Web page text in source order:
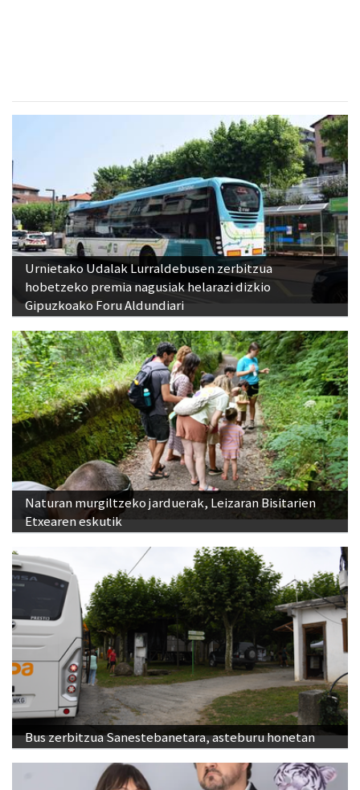
Urnietako Udalak Lurraldebusen zerbitzua
hobetzeko premia nagusiak helarazi dizkio
Gipuzkoako Foru Aldundiari
Naturan murgiltzeko jarduerak, Leizaran Bisitarien
Etxearen eskutik
Bus zerbitzua Sanestebanetara, asteburu honetan